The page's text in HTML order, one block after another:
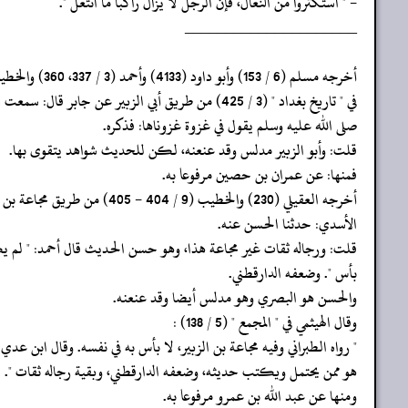
‏‏‏‏_____________________
‏‏‏‏أخرجه مسلم (6 / 153) وأبو داود (4133) وأحمد (3 / 337، 360) والخطيب
‏‏‏‏في " تاريخ بغداد " (3 / 425) من طريق أبي الزبير عن جابر قال: سمعت النبي
‏‏‏‏صلى الله عليه وسلم يقول في غزوة غزوناها: فذكره.
‏‏‏‏قلت: وأبو الزبير مدلس وقد عنعنه، لكن للحديث شواهد يتقوى بها.
‏‏‏‏فمنها: عن عمران بن حصين مرفوعا به.
‏‏‏‏أخرجه العقيلي (230) والخطيب (9 / 404 - 405) من طريق مجاعة بن الزبير
‏‏‏‏الأسدي: حدثنا الحسن عنه.
‏‏‏‏قلت: ورجاله ثقات غير مجاعة هذا، وهو حسن الحديث قال أحمد: "
‏‏‏‏بأس ". وضعفه الدارقطني.
‏‏‏‏والحسن هو البصري وهو مدلس أيضا وقد عنعنه.
‏‏‏‏وقال الهيثمي في " المجمع " (5 / 138) :
‏‏‏‏" رواه الطبراني وفيه مجاعة بن الزبير، لا بأس به في نفسه. وقال ابن
‏‏‏‏هو ممن يحتمل ويكتب حديثه، وضعفه الدارقطني، وبقية رجاله ثقات ".
‏‏‏‏ومنها عن عبد الله بن عمرو مرفوعا به.